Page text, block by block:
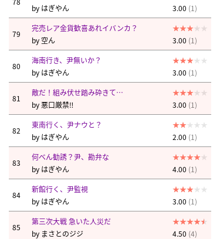
by はぎやん 3.00 (1)
79
完売レア金貨歓喜あれイバンカ？
by 空ん 3.00 (1)
80
海南行き、尹無いか？
by はぎやん 3.00 (1)
81
敵だ！組み伏せ踏み砕きて…
by悪口厳禁‼︎ 3.00 (1)
82
東南行く、尹ナウと？
by はぎやん 2.00 (1)
83
何べん勧誘？尹、勘弁な
by はぎやん 4.00 (1)
84
新館行く、尹監視
by はぎやん 3.00 (1)
85
第三次大戦 急いた人災だ
by まさとのジジ 4.50 (4)